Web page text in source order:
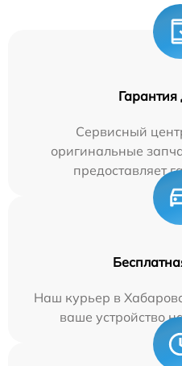
Гарантия
Сервисный
оригинальные
предоставляет
Наш курьер в
ваше устройство